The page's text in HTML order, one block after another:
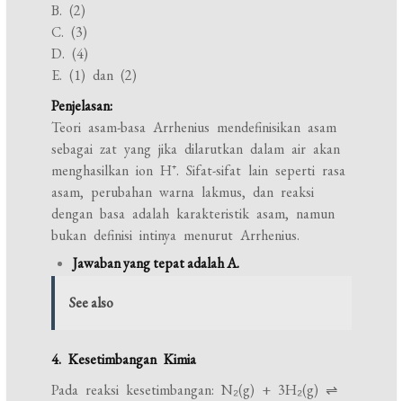
B. (2)
C. (3)
D. (4)
E. (1) dan (2)
Penjelasan:
Teori asam-basa Arrhenius mendefinisikan asam
sebagai zat yang jika dilarutkan dalam air akan
menghasilkan ion H⁺. Sifat-sifat lain seperti rasa
asam, perubahan warna lakmus, dan reaksi
dengan basa adalah karakteristik asam, namun
bukan definisi intinya menurut Arrhenius.
Jawaban yang tepat adalah A.
See also
4. Kesetimbangan Kimia
Pada reaksi kesetimbangan: N₂(g) + 3H₂(g) ⇌